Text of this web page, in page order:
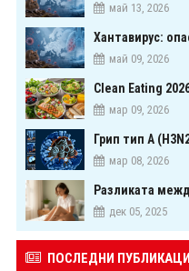
май 13, 2026
май 09, 2026
мар 09, 2026
мар 08, 2026
дек 05, 2025
ПОСЛЕДНИ